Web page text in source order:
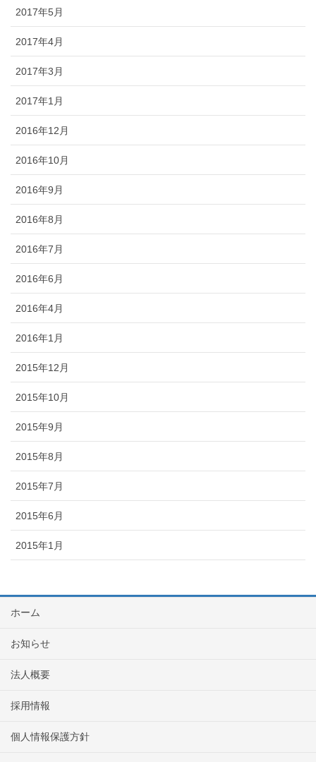
2017年5月
2017年4月
2017年3月
2017年1月
2016年12月
2016年10月
2016年9月
2016年8月
2016年7月
2016年6月
2016年4月
2016年1月
2015年12月
2015年10月
2015年9月
2015年8月
2015年7月
2015年6月
2015年1月
ホーム
お知らせ
法人概要
採用情報
個人情報保護方針